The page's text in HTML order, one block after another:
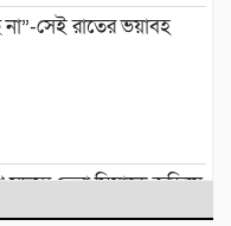
সেই রাতের ভয়াবহ
সদস্য তেরা মিয়াকে জড়িয়ে
মানববন্ধন